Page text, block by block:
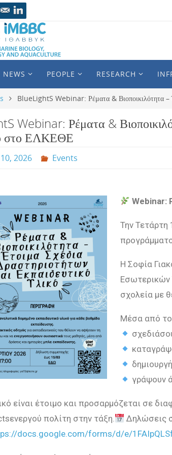
NEWS PEOPLE RESEARCH
BlueLightS Webinar: Ρέματα & Βιοποικιλότητα –
Webinar: Ρέματα &
στο ΕΛΚΕΘΕ
2026 Events
Webinar:
Την Τετάρτη
Η Σοφία
Εσωτερικών
σχολεία με
Μέσα από το
γράψουν
είναι έτοιμο και προσαρμόζεται σε
πολίτη στην τάξη.
Δηλώσεις
docs.google.com/forms/d/e/